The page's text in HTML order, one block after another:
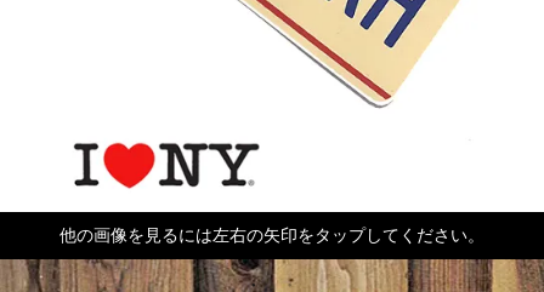
他の画像を見るには左右の矢印をタップしてください。